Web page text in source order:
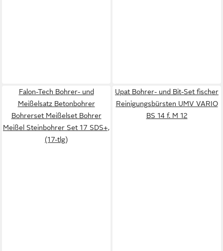
Falon-Tech Bohrer- und
Meißelsatz Betonbohrer
Bohrerset Meißelset Bohrer
Meißel Steinbohrer Set 17 SDS+,
(17-tlg)
Upat Bohrer- und Bit-Set fischer
Reinigungsbürsten UMV VARIO
BS 14 f. M 12